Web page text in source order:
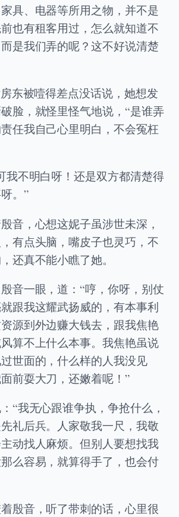
具、电器等所用之物，并不是
也有租客用过，怎么就知道不
是我们弄的呢？这不好说清楚
东被噎得差点没话说，她想发
脸，就怪里怪气地说，“是谁弄
任我自己心里明白，不会冤枉
我不明白呀！还是双方都清楚得
。”
音，心想这妮子虽涉世未深，
有点头脑，嘴皮子也灵巧，不
还真不能小瞧了她。
音一眼，道：“哼，你呀，别仗
跟我这耀武扬威的，有本事利
源到外边赚大钱去，跟我焦艳
算不上什么本事。我焦艳虽说
世面的，什么样的人我没见
前耍大刀，还嫩着呢！”
“我无心跟谁争执，争抢什么，
礼后兵。人家敬我一尺，我敬
动找人麻烦。但别人要想找我
么容易，就算得手了，也会付
殷音，听了带刺的话，心里很